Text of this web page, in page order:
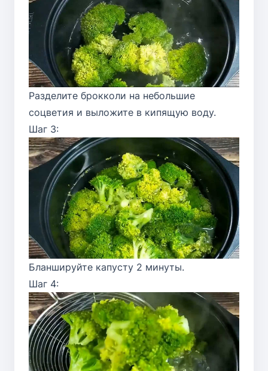
Разделите брокколи на небольшие
соцветия и выложите в кипящую воду.
Шаг 3:
Бланшируйте капусту 2 минуты.
Шаг 4: